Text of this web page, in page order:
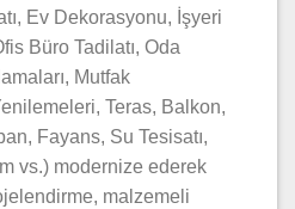
Ev Dekorasyonu, İşyeri
Büro Tadilatı, Oda
Mutfak
Teras, Balkon,
Fayans, Su Tesisatı,
vs.) modernize ederek
malzemeli